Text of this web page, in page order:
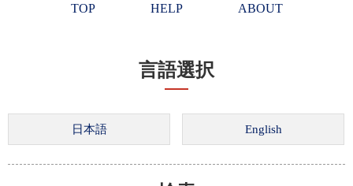
TOP HELP ABOUT
言語選択